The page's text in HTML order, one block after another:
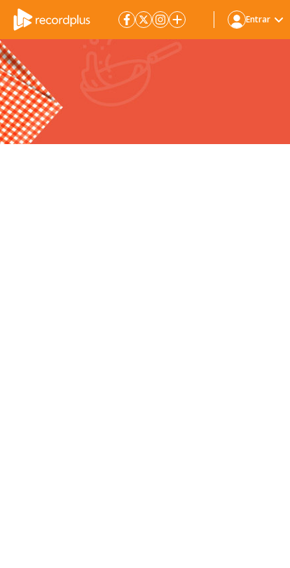
Entrar